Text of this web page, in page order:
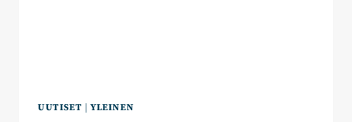
UUTISET YLEINEN